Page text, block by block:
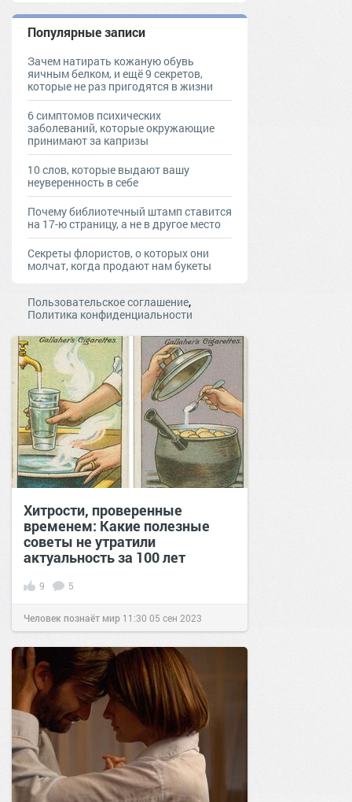
Популярные записи
Зачем натирать кожаную обувь
яичным белком, и ещё 9 секретов,
которые не раз пригодятся в жизни
6 симптомов психических
заболеваний, которые окружающие
принимают за капризы
10 слов, которые выдают вашу
неуверенность в себе
Почему библиотечный штамп ставится
на 17-ю страницу, а не в другое место
Секреты флористов, о которых они
молчат, когда продают нам букеты
Пользовательское соглашение,
Политика конфиденциальности
Хитрости, проверенные
временем: Какие полезные
советы не утратили
актуальность за 100 лет
9 5
Человек познаёт мир 11:30 05 сен 2023